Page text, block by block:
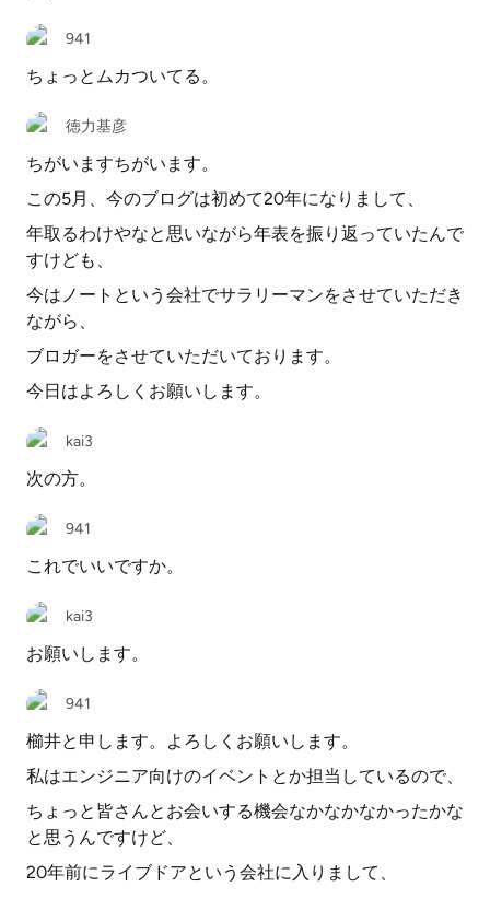
941
ちょっとムカついてる。
徳力基彦
ちがいますちがいます。
この5月、今のブログは初めて20年になりまして、
年取るわけやなと思いながら年表を振り返っていたんで
すけども、
今はノートという会社でサラリーマンをさせていただき
ながら、
ブロガーをさせていただいております。
今日はよろしくお願いします。
kai3
次の方。
941
これでいいですか。
kai3
お願いします。
941
櫛井と申します。よろしくお願いします。
私はエンジニア向けのイベントとか担当しているので、
ちょっと皆さんとお会いする機会なかなかなかったかな
と思うんですけど、
20年前にライブドアという会社に入りまして、